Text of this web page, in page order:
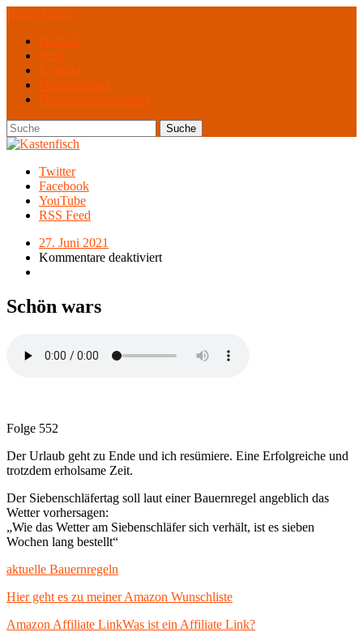
Home Menü
Podcast
Blog
Kontakt
Unterstützung
Datenschutzerklärung
Twitter
Facebook
YouTube
RSS Feed
27. Juni 2021
Kommentare deaktiviert
Schön wars
Folge 552
Der Urlaub geht zu Ende und ich resümiere. Eine Erfolgreiche und
trotzdem erholsame Zeit.
Der Siebenschläfertag soll laut einer Bauernregel angeblich das
Wetter vorhersagen:
„Wie das Wetter am Siebenschläfer sich verhält, ist es sieben
Wochen lang bestellt“
aktuelle Bauernregeln
Hier geht es zu meiner Amazon Wunschliste
Amazon Affiliate LinkWas ist ein Affiliate Link?